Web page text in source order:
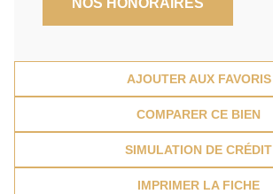
NOS HONORAIRES
AJOUTER AUX FAVORIS
COMPARER CE BIEN
SIMULATION DE CRÉDIT
IMPRIMER LA FICHE